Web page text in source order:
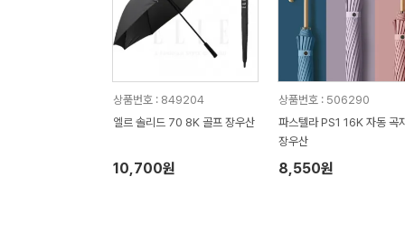
상품번호 : 849204
엘르 솔리드 70 8K 골프 장우산
10,700원
상품번호 : 506290
파스텔라 PS1 16K 자동 곡
장우산
8,550원